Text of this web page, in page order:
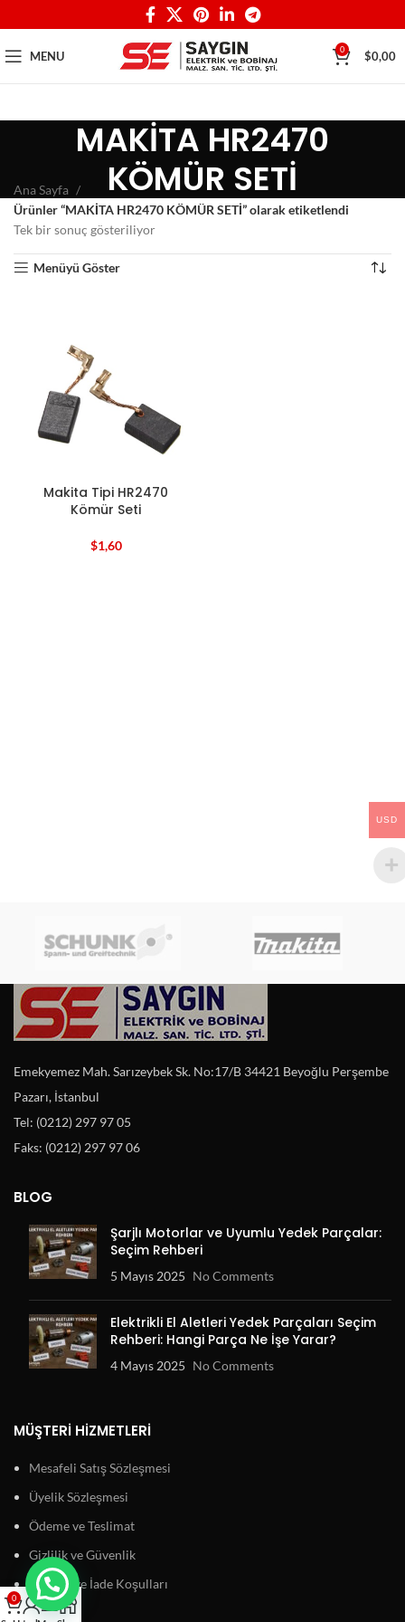
MENU 0 $0,00
MAKİTA HR2470
KÖMÜR SETİ
Ana Sayfa
Ürünler “MAKİTA HR2470 KÖMÜR SETİ” olarak etiketlendi
Tek bir sonuç gösteriliyor
Menüyü Göster
Makita Tipi HR2470
Kömür Seti
$1,60
Emekyemez Mah. Sarızeybek Sk. No:17/B 34421 Beyoğlu Perşembe
Pazarı, İstanbul
Tel: (0212) 297 97 05
Faks: (0212) 297 97 06
BLOG
Şarjlı Motorlar ve Uyumlu Yedek Parçalar:
Seçim Rehberi
5 Mayıs 2025 No Comments
Elektrikli El Aletleri Yedek Parçaları Seçim
Rehberi: Hangi Parça Ne İşe Yarar?
4 Mayıs 2025 No Comments
MÜŞTERI HIZMETLERI
Mesafeli Satış Sözleşmesi
Üyelik Sözleşmesi
Ödeme ve Teslimat
Gizlilik ve Güvenlik
Garanti ve İade Koşulları
USD
0